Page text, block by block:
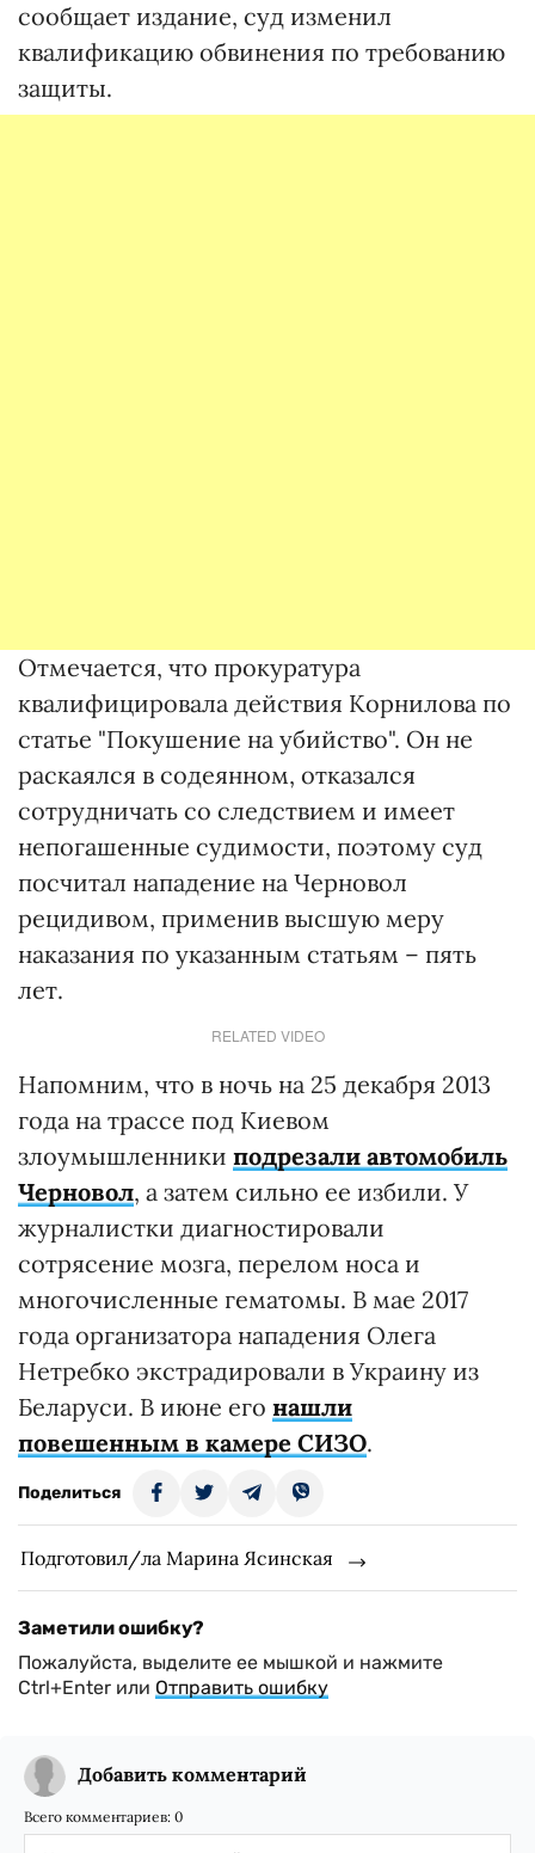
сообщает издание, суд изменил
квалификацию обвинения по требованию
защиты.
Отмечается, что прокуратура
квалифицировала действия Корнилова по
статье "Покушение на убийство". Он не
раскаялся в содеянном, отказался
сотрудничать со следствием и имеет
непогашенные судимости, поэтому суд
посчитал нападение на Черновол
рецидивом, применив высшую меру
наказания по указанным статьям – пять
лет.
RELATED VIDEO
Напомним, что в ночь на 25 декабря 2013
года на трассе под Киевом
злоумышленники подрезали автомобиль
Черновол, а затем сильно ее избили. У
журналистки диагностировали
сотрясение мозга, перелом носа и
многочисленные гематомы. В мае 2017
года организатора нападения Олега
Нетребко экстрадировали в Украину из
Беларуси. В июне его нашли
повешенным в камере СИЗО.
Поделиться
Подготовил/ла Марина Ясинская
Заметили ошибку?
Пожалуйста, выделите ее мышкой и нажмите
Ctrl+Enter или Отправить ошибку
Добавить комментарий
Всего комментариев: 0